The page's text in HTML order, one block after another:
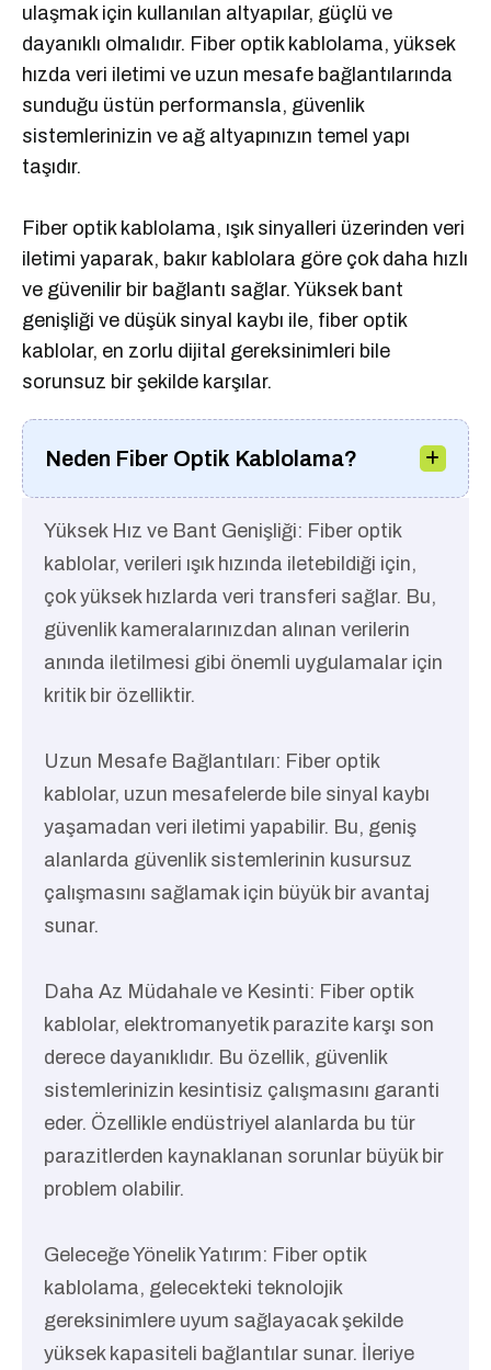
ulaşmak için kullanılan altyapılar, güçlü ve
dayanıklı olmalıdır. Fiber optik kablolama, yüksek
hızda veri iletimi ve uzun mesafe bağlantılarında
sunduğu üstün performansla, güvenlik
sistemlerinizin ve ağ altyapınızın temel yapı
taşıdır.
Fiber optik kablolama, ışık sinyalleri üzerinden veri
iletimi yaparak, bakır kablolara göre çok daha hızlı
ve güvenilir bir bağlantı sağlar. Yüksek bant
genişliği ve düşük sinyal kaybı ile, fiber optik
kablolar, en zorlu dijital gereksinimleri bile
sorunsuz bir şekilde karşılar.
Neden Fiber Optik Kablolama?
Yüksek Hız ve Bant Genişliği: Fiber optik
kablolar, verileri ışık hızında iletebildiği için,
çok yüksek hızlarda veri transferi sağlar. Bu,
güvenlik kameralarınızdan alınan verilerin
anında iletilmesi gibi önemli uygulamalar için
kritik bir özelliktir.
Uzun Mesafe Bağlantıları: Fiber optik
kablolar, uzun mesafelerde bile sinyal kaybı
yaşamadan veri iletimi yapabilir. Bu, geniş
alanlarda güvenlik sistemlerinin kusursuz
çalışmasını sağlamak için büyük bir avantaj
sunar.
Daha Az Müdahale ve Kesinti: Fiber optik
kablolar, elektromanyetik parazite karşı son
derece dayanıklıdır. Bu özellik, güvenlik
sistemlerinizin kesintisiz çalışmasını garanti
eder. Özellikle endüstriyel alanlarda bu tür
parazitlerden kaynaklanan sorunlar büyük bir
problem olabilir.
Geleceğe Yönelik Yatırım: Fiber optik
kablolama, gelecekteki teknolojik
gereksinimlere uyum sağlayacak şekilde
yüksek kapasiteli bağlantılar sunar. İleriye